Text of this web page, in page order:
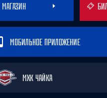
МАГАЗИН
МОБИЛЬНОЕ ПРИЛОЖЕНИЕ
МХК ЧАЙКА